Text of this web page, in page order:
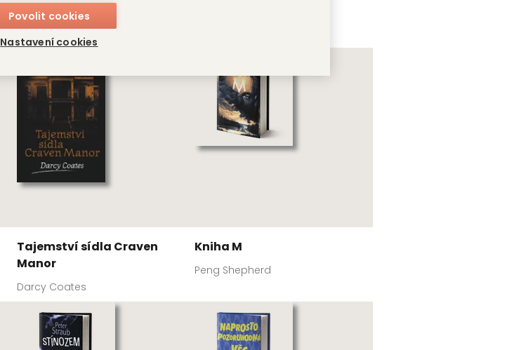
Povolit cookies
Nastavení cookies
Tolkienovy bitvy
David Day
Tajemství sídla Craven
Manor
Darcy Coates
Kniha M
Peng Shepherd